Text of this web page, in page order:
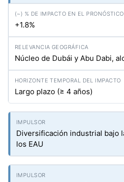
+1.8%
Núcleo de Dubái y Abu Dabi,
Largo plazo (≥ 4 años)
Diversificación industrial bajo
los EAU